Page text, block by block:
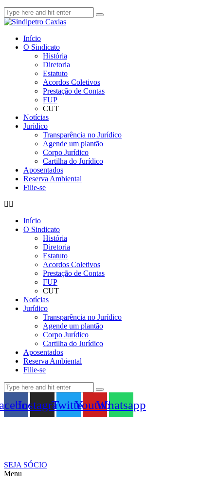
Início
O Sindicato
História
Diretoria
Estatuto
Acordos Coletivos
Prestação de Contas
FUP
CUT
Notícias
Jurídico
Transparência no Jurídico
Agende um plantão
Corpo Jurídico
Cartilha do Jurídico
Aposentados
Reserva Ambiental
Filie-se
Início
O Sindicato
História
Diretoria
Estatuto
Acordos Coletivos
Prestação de Contas
FUP
CUT
Notícias
Jurídico
Transparência no Jurídico
Agende um plantão
Corpo Jurídico
Cartilha do Jurídico
Aposentados
Reserva Ambiental
Filie-se
InstagramTwitterYoutubeWhatsapp
SEJA SÓCIO
Menu